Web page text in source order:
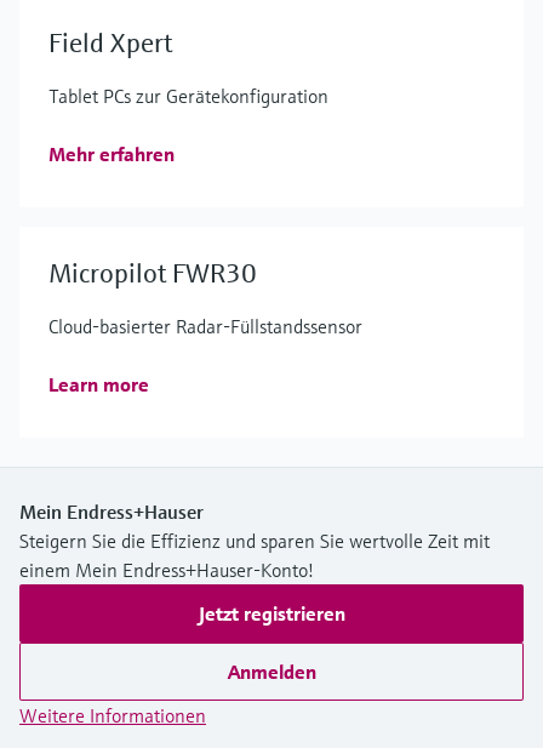
Field Xpert
Tablet PCs zur Gerätekonfiguration
Mehr erfahren
Micropilot FWR30
Cloud-basierter Radar-Füllstandssensor
Learn more
Mein Endress+Hauser
Steigern Sie die Effizienz und sparen Sie wertvolle Zeit mit
einem Mein Endress+Hauser-Konto!
Jetzt registrieren
Anmelden
Weitere Informationen